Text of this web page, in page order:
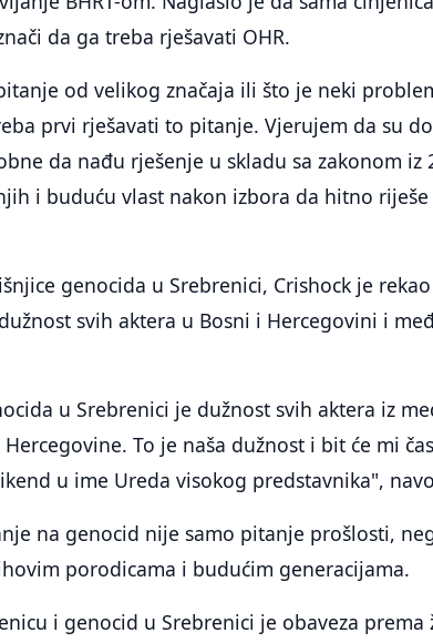
da ga treba rješavati OHR.
od velikog značaja ili što je neki
prvi rješavati to pitanje. Vjerujem da su
da nađu rješenje u skladu sa zakonom iz
i buduću vlast nakon izbora da hitno
genocida u Srebrenici, Crishock je
svih aktera u Bosni i Hercegovini i
u Srebrenici je dužnost svih aktera iz
To je naša dužnost i bit će mi
u ime Ureda visokog predstavnika",
na genocid nije samo pitanje prošlosti,
porodicama i budućim generacijama.
i genocid u Srebrenici je obaveza prema